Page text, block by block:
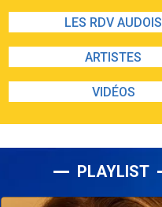
LES RDV AUDOIS
ARTISTES
VIDÉOS
PLAYLIST
Lecteur